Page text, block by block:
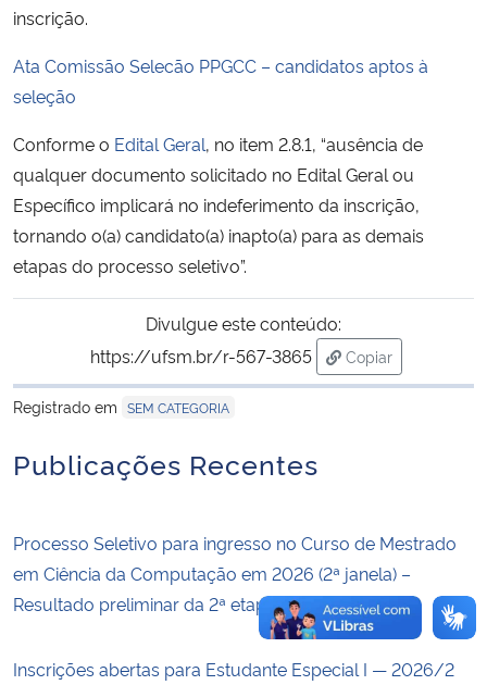
Controladoria-Geral da União
Ministério da Mulher, da Família e dos Direitos Humanos
Secretaria-Geral
Secretaria de Governo
Gabinete de Segurança Institucional
Advocacia-Geral da União
inscrição.
Ata Comissão Selecão PPGCC – candidatos aptos à
seleção
Conforme o Edital Geral, no item 2.8.1, “ausência de
qualquer documento solicitado no Edital Geral ou
Específico implicará no indeferimento da inscrição,
tornando o(a) candidato(a) inapto(a) para as demais
etapas do processo seletivo”.
Divulgue este conteúdo:
https://ufsm.br/r-567-3865
Copiar
para área de
Registrado em SEM CATEGORIA
Publicações Recentes
Processo Seletivo para ingresso no Curso de Mestrado
em Ciência da Computação em 2026 (2ª janela) –
Resultado preliminar da 2ª etapa.
Inscrições abertas para Estudante Especial I — 2026/2